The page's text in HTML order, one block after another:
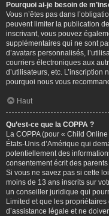
Pourquoi ai-je besoin de
Vous n’êtes pas dans
peuvent limiter la publication
inscrivant, vous pouvez
supplémentaires qui ne sont
d’avatars personnalisés,
courriers électroniques aux
d’utilisateurs, etc. L’inscription
pourquoi nous vous
Haut
Qu’est-ce que la COPPA ?
La COPPA (pour « Child
États-Unis d’Amérique qui
potentiellement des
consentement écrit des
Si vous ne savez pas si cette
moins de 13 ans inscrits sur
un conseiller juridique qui
Limited et que les
d’assistance légale et ne